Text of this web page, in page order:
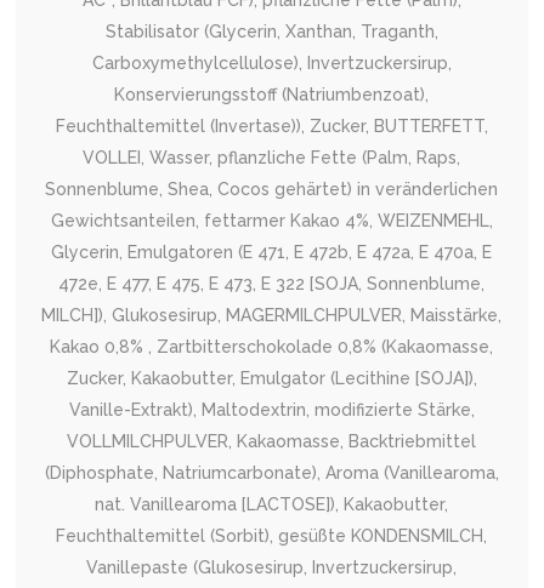
Stabilisator (Glycerin, Xanthan, Traganth,
Carboxymethylcellulose), Invertzuckersirup,
Konservierungsstoff (Natriumbenzoat),
Feuchthaltemittel (Invertase)), Zucker, BUTTERFETT,
VOLLEI, Wasser, pflanzliche Fette (Palm, Raps,
Sonnenblume, Shea, Cocos gehärtet) in veränderlichen
Gewichtsanteilen, fettarmer Kakao 4%, WEIZENMEHL,
Glycerin, Emulgatoren (E 471, E 472b, E 472a, E 470a, E
472e, E 477, E 475, E 473, E 322 [SOJA, Sonnenblume,
MILCH]), Glukosesirup, MAGERMILCHPULVER, Maisstärke,
Kakao 0,8% , Zartbitterschokolade 0,8% (Kakaomasse,
Zucker, Kakaobutter, Emulgator (Lecithine [SOJA]),
Vanille-Extrakt), Maltodextrin, modifizierte Stärke,
VOLLMILCHPULVER, Kakaomasse, Backtriebmittel
(Diphosphate, Natriumcarbonate), Aroma (Vanillearoma,
nat. Vanillearoma [LACTOSE]), Kakaobutter,
Feuchthaltemittel (Sorbit), gesüßte KONDENSMILCH,
Vanillepaste (Glukosesirup, Invertzuckersirup,